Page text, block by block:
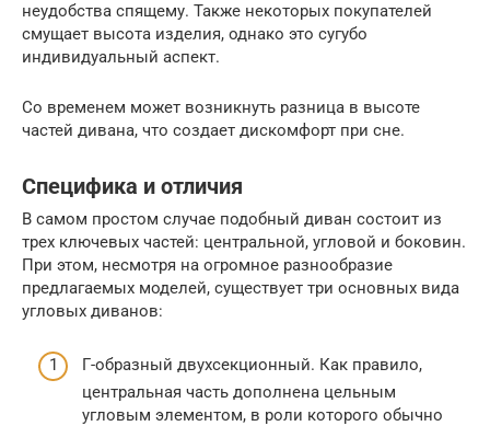
неудобства спящему. Также некоторых покупателей
смущает высота изделия, однако это сугубо
индивидуальный аспект.
Со временем может возникнуть разница в высоте
частей дивана, что создает дискомфорт при сне.
Специфика и отличия
В самом простом случае подобный диван состоит из
трех ключевых частей: центральной, угловой и боковин.
При этом, несмотря на огромное разнообразие
предлагаемых моделей, существует три основных вида
угловых диванов:
Г-образный двухсекционный. Как правило,
центральная часть дополнена цельным
угловым элементом, в роли которого обычно